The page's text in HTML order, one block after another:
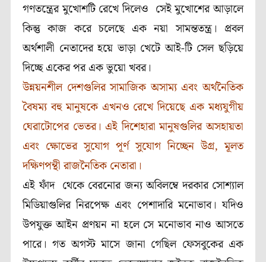
গণতন্ত্রের মুখোশটি রেখে দিলেও সেই মুখোশের আড়ালে
কিন্তু কাজ করে চলেছে এক নয়া সামন্ততন্ত্র। প্রবল
অর্থশালী নেতাদের হয়ে ভাড়া খেটে আই-টি সেল ছড়িয়ে
দিচ্ছে একের পর এক ভুয়ো খবর।
উন্নয়নশীল দেশগুলির সামাজিক অসাম্য এবং অর্থনৈতিক
বৈষম্য বহু মানুষকে এখনও রেখে দিয়েছে এক মধ্যযুগীয়
ঘেরাটোপের ভেতর। এই দিশেহারা মানুষগুলির অসহায়তা
এবং ক্ষোভের সুযোগ পূর্ণ সুযোগ নিচ্ছেন উগ্র, মূলত
দক্ষিণপন্থী রাজনৈতিক নেতারা।
এই ফাঁদ থেকে বেরনোর জন্য অবিলম্বে দরকার সোশ্যাল
মিডিয়াগুলির নিরপেক্ষ এবং পেশাদারি মনোভাব। যদিও
উপযুক্ত আইন প্রণয়ন না হলে সে মনোভাব নাও আসতে
পারে। গত অগস্ট মাসে জানা গেছিল ফেসবুকের এক